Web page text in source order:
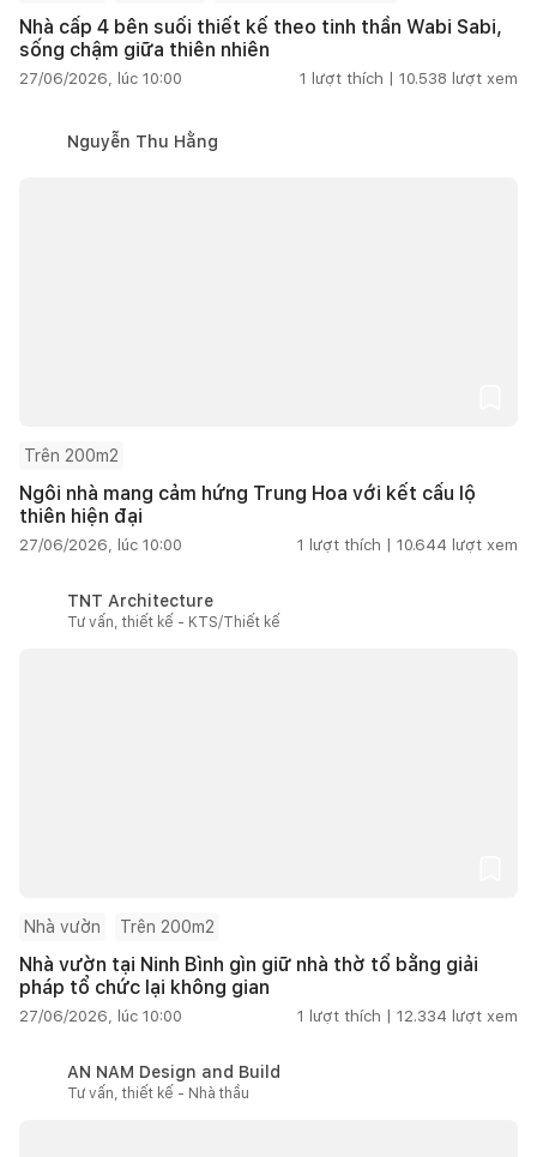
Nhà cấp 4 bên suối thiết kế theo tinh thần Wabi Sabi,
sống chậm giữa thiên nhiên
27/06/2026, lúc 10:00 1 lượt thích | 10.538 lượt xem
Nguyễn Thu Hằng
Trên 200m2
Ngôi nhà mang cảm hứng Trung Hoa với kết cấu lộ
thiên hiện đại
27/06/2026, lúc 10:00 1 lượt thích | 10.644 lượt xem
TNT Architecture
Tư vấn, thiết kế - KTS/Thiết kế
Nhà vườn Trên 200m2
Nhà vườn tại Ninh Bình gìn giữ nhà thờ tổ bằng giải
pháp tổ chức lại không gian
27/06/2026, lúc 10:00 1 lượt thích | 12.334 lượt xem
AN NAM Design and Build
Tư vấn, thiết kế - Nhà thầu